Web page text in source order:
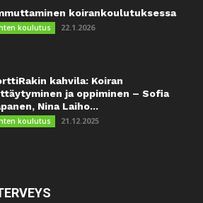
koirankoulutuksessa
koulutus 22.1.2026
kahvila: Koiran
ja oppiminen – Sofia
Nina Laiho...
koulutus 21.12.2025